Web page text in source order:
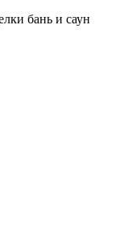
бань и саун